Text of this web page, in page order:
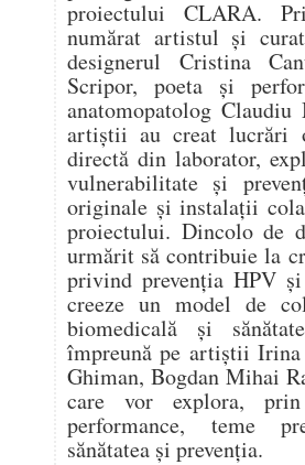
proiectului CLARA.
numărat artistul și
designerul Cristina
Scripor, poeta și
anatomopatolog
artiștii au creat lucrări
directă din laborator,
vulnerabilitate și
originale și instalații
proiectului. Dincolo de
urmărit să contribuie la
privind prevenția HPV
creeze un model de
biomedicală și
împreună pe artiștii
Ghiman, Bogdan Mihai
care vor explora,
performance, teme
sănătatea și prevenția.